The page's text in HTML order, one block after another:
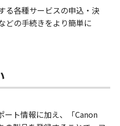
る各種サービスの申込・決
どの手続きをより簡単に
ート情報に加え、「Canon